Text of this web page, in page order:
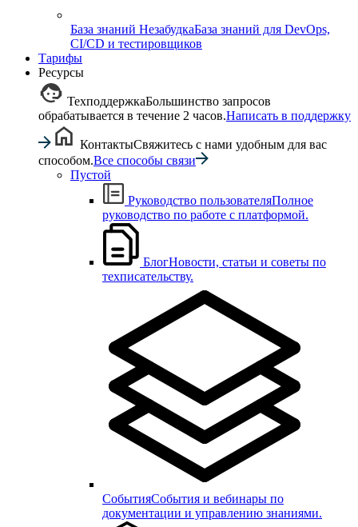
База знаний НезабудкаБаза знаний для DevOps,
CI/CD и тестировщиков
Тарифы
Ресурсы
ТехподдержкаБольшинство запросов
обрабатывается в течение 2 часов.Написать в поддержку
КонтактыСвяжитесь с нами удобным для вас
способом.Все способы связи
Пустой
Руководство пользователяПолное
руководство по работе с платформой.
БлогНовости, статьи и советы по
техписательству.
СобытияСобытия и вебинары по
документации и управлению знаниями.